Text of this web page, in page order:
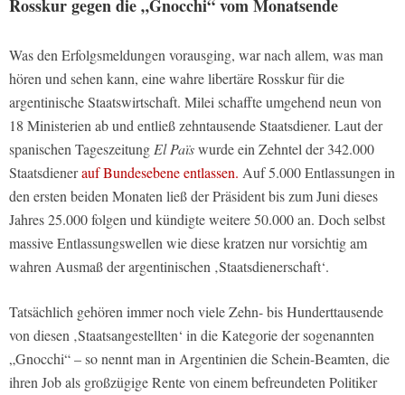
Rosskur gegen die „Gnocchi“ vom Monatsende
Was den Erfolgsmeldungen vorausging, war nach allem, was man
hören und sehen kann, eine wahre libertäre Rosskur für die
argentinische Staatswirtschaft. Milei schaffte umgehend neun von
18 Ministerien ab und entließ zehntausende Staatsdiener. Laut der
spanischen TageszeitungEl Païswurde ein Zehntel der 342.000
Staatsdienerauf Bundesebene entlassen. Auf 5.000 Entlassungen in
den ersten beiden Monaten ließ der Präsident bis zum Juni dieses
Jahres 25.000 folgen und kündigte weitere 50.000 an. Doch selbst
massive Entlassungswellen wie diese kratzen nur vorsichtig am
wahren Ausmaß der argentinischen ‚Staatsdienerschaft‘.
Tatsächlich gehören immer noch viele Zehn- bis Hunderttausende
von diesen ‚Staatsangestellten‘ in die Kategorie der sogenannten
„Gnocchi“ – so nennt man in Argentinien die Schein-Beamten, die
ihren Job als großzügige Rente von einem befreundeten Politiker